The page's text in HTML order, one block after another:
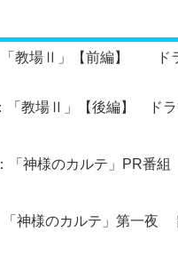
Ⅱ」【前編】 ドラ
Ⅱ」【後編】 ドラ
様のカルテ」PR番
のカルテ」第一夜